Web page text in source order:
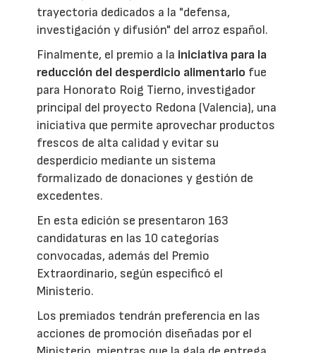
trayectoria dedicados a la "defensa,
investigación y difusión" del arroz español.
Finalmente, el premio a la iniciativa para la
reducción del desperdicio alimentario fue
para Honorato Roig Tierno, investigador
principal del proyecto Redona (Valencia), una
iniciativa que permite aprovechar productos
frescos de alta calidad y evitar su
desperdicio mediante un sistema
formalizado de donaciones y gestión de
excedentes.
En esta edición se presentaron 163
candidaturas en las 10 categorías
convocadas, además del Premio
Extraordinario, según especificó el
Ministerio.
Los premiados tendrán preferencia en las
acciones de promoción diseñadas por el